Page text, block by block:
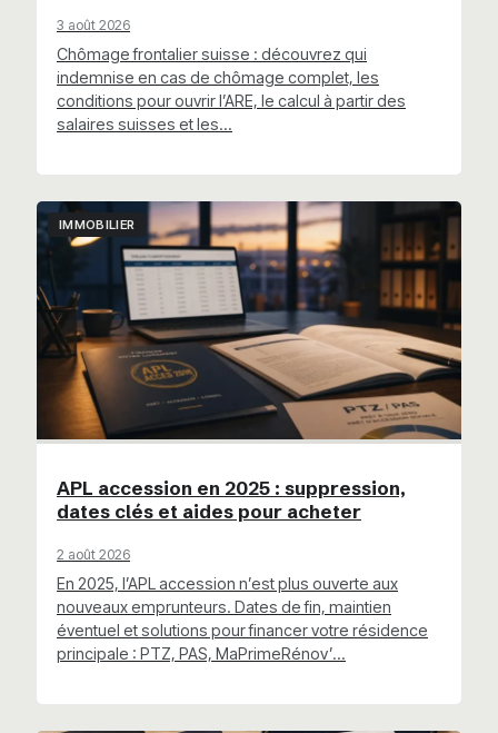
3 août 2026
Chômage frontalier suisse : découvrez qui
indemnise en cas de chômage complet, les
conditions pour ouvrir l’ARE, le calcul à partir des
salaires suisses et les…
IMMOBILIER
APL accession en 2025 : suppression,
dates clés et aides pour acheter
2 août 2026
En 2025, l’APL accession n’est plus ouverte aux
nouveaux emprunteurs. Dates de fin, maintien
éventuel et solutions pour financer votre résidence
principale : PTZ, PAS, MaPrimeRénov’…